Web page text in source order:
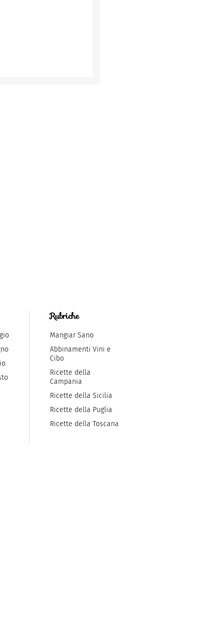
Rubriche
Mangiar Sano
Abbinamenti Vini e
Cibo
Ricette della
Campania
Ricette della Sicilia
Ricette della Puglia
Ricette della Toscana